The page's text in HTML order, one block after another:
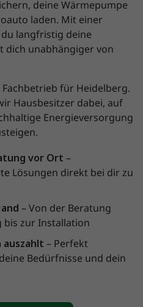
deine Wärmepumpe
laden. Mit einer
langfristig deine
dich unabhängiger von
für Heidelberg.
Hausbesitzer dabei, auf
Energieversorgung
vor Ort –
Lösungen direkt bei dir zu
– Von der Beratung
bis zur Installation
auszahlt – Perfekt
Bedürfnisse und dein